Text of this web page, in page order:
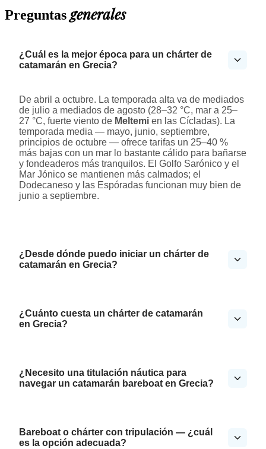
Preguntasgenerales
¿Cuál es la mejor época para un chárter de
catamarán en Grecia?
De abril a octubre. La temporada alta va de mediados
de julio a mediados de agosto (28–32 °C, mar a 25–
27 °C, fuerte viento de Meltemi en las Cícladas). La
temporada media — mayo, junio, septiembre,
principios de octubre — ofrece tarifas un 25–40 %
más bajas con un mar lo bastante cálido para bañarse
y fondeaderos más tranquilos. El Golfo Sarónico y el
Mar Jónico se mantienen más calmados; el
Dodecaneso y las Espóradas funcionan muy bien de
junio a septiembre.
¿Desde dónde puedo iniciar un chárter de
catamarán en Grecia?
¿Cuánto cuesta un chárter de catamarán
en Grecia?
¿Necesito una titulación náutica para
navegar un catamarán bareboat en Grecia?
Bareboat o chárter con tripulación — ¿cuál
es la opción adecuada?